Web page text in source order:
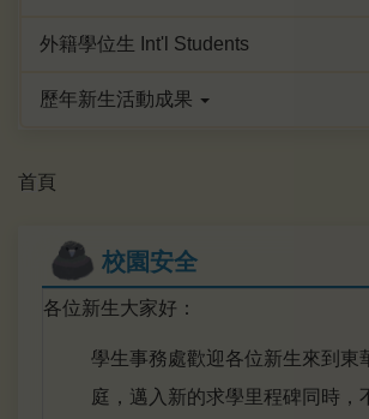
外籍學位生 Int'l Students
歷年新生活動成果
首頁
校園安全
各位新生大家好：
學生事務處歡迎各位新生來到東
庭，邁入新的求學里程碑同時，